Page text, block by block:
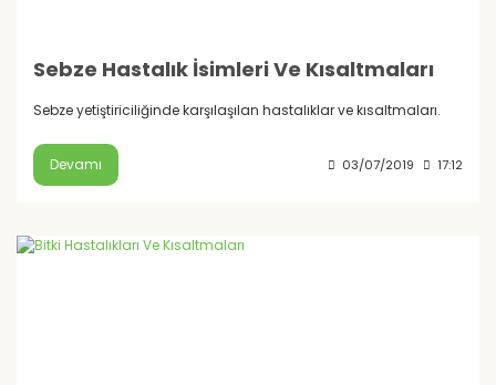
Sebze Hastalık İsimleri Ve Kısaltmaları
Sebze yetiştiriciliğinde karşılaşılan hastalıklar ve kısaltmaları.
Devamı 03/07/2019 17:12